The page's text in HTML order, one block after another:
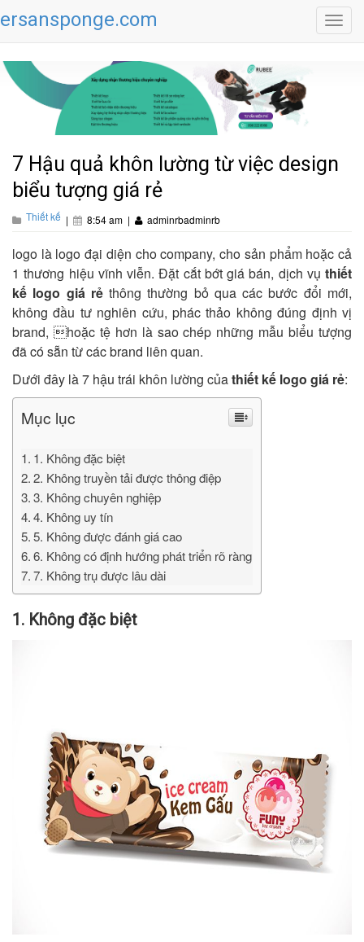
ersansponge.com
7 Hậu quả khôn lường từ việc design
biểu tượng giá rẻ
Thiết kế | 8:54 am | adminrbadminrb
logo là logo đại diện cho company, cho sản phẩm hoặc cả
1 thương hiệu vĩnh viễn. Đặt cắt bớt giá bán, dịch vụ thiết
kế logo giá rẻthông thường bỏ qua các bước đổi mới,
không đầu tư nghiên cứu, phác thảo không đúng định vị
brand, hoặc tệ hơn là sao chép những mẫu biểu tượng
đã có sẵn từ các brand liên quan.
Dưới đây là 7 hậu trái khôn lường củathiết kế logo giá rẻ:
Mục lục
1. Không đặc biệt
2. Không truyền tải được thông điệp
3. Không chuyên nghiệp
4. Không uy tín
5. Không được đánh giá cao
6. Không có định hướng phát triển rõ ràng
7. Không trụ được lâu dài
1. Không đặc biệt